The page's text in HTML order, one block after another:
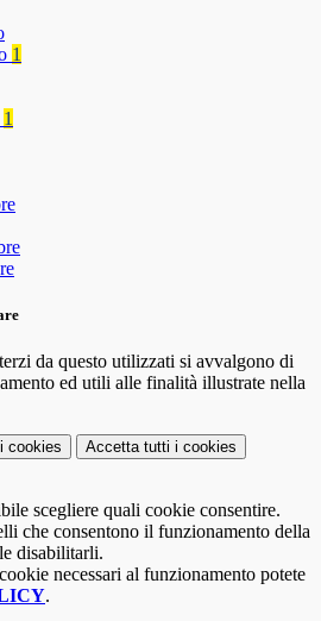
1
1
da questo utilizzati si avvalgono di
ed utili alle finalità illustrate nella
i cookies Accetta tutti i cookies
scegliere quali cookie consentire.
che consentono il funzionamento della
disabilitarli.
necessari al funzionamento potete
.